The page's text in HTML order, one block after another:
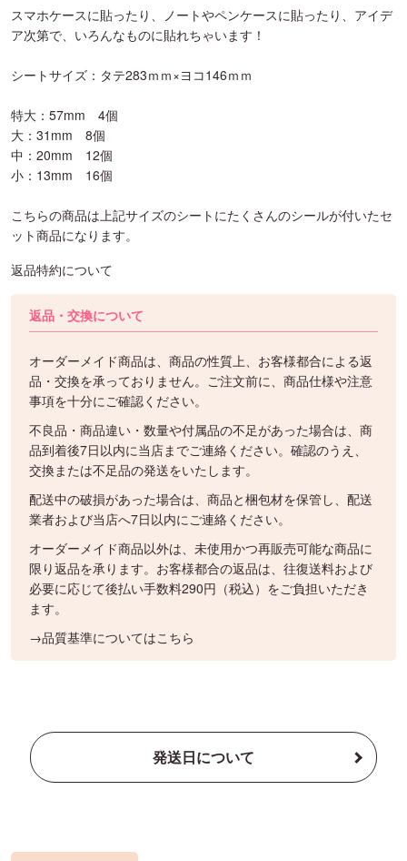
スマホケースに貼ったり、ノートやペンケースに貼ったり、アイデ
ア次第で、いろんなものに貼れちゃいます！
シートサイズ：タテ283ｍｍ×ヨコ146ｍｍ
特大：57mm 4個
大：31mm 8個
中：20mm 12個
小：13mm 16個
こちらの商品は上記サイズのシートにたくさんのシールが付いたセ
ット商品になります。
返品特約について
返品・交換について
オーダーメイド商品は、商品の性質上、お客様都合による返
品・交換を承っておりません。ご注文前に、商品仕様や注意
事項を十分にご確認ください。
不良品・商品違い・数量や付属品の不足があった場合は、商
品到着後7日以内に当店までご連絡ください。確認のうえ、
交換または不足品の発送をいたします。
配送中の破損があった場合は、商品と梱包材を保管し、配送
業者および当店へ7日以内にご連絡ください。
オーダーメイド商品以外は、未使用かつ再販売可能な商品に
限り返品を承ります。お客様都合の返品は、往復送料および
必要に応じて後払い手数料290円（税込）をご負担いただき
ます。
→品質基準についてはこちら
発送日について